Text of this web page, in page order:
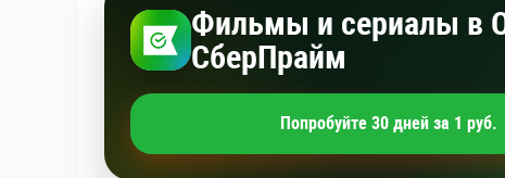
Фильмы и сериалы в
СберПрайм
Попробуйте 30 дней за 1 руб.